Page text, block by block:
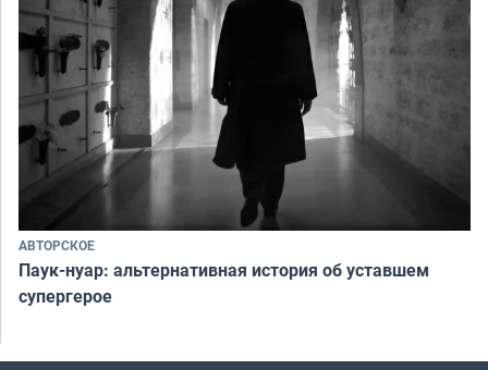
АВТОРСКОЕ
Паук-нуар: альтернативная история об уставшем
супергерое